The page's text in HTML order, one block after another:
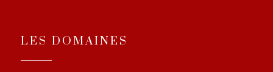
LES DOMAINES